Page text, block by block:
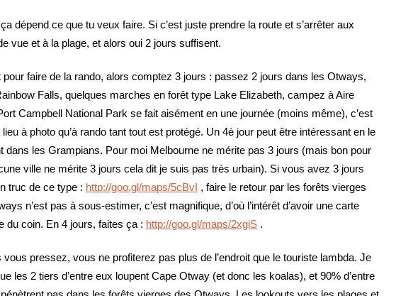
dépend ce que tu veux faire. Si c’est juste prendre la route et s’arrêter aux
vue et à la plage, et alors oui 2 jours suffisent.
pour faire de la rando, alors comptez 3 jours : passez 2 jours dans les Otways,
Falls, quelques marches en forêt type Lake Elizabeth, campez à Aire
Campbell National Park se fait aisément en une journée (moins même), c’est
lieu à photo qu’à rando tant tout est protégé. Un 4è jour peut être intéressant en le
dans les Grampians. Pour moi Melbourne ne mérite pas 3 jours (mais bon pour
ville ne mérite 3 jours cela dit je suis pas très urbain). Si vous avez 3 jours
truc de ce type : http://goo.gl/maps/5cBvI , faire le retour par les forêts vierges
n’est pas à sous-estimer, c’est magnifique, d’où l’intérêt d’avoir une carte
du coin. En 4 jours, faites ça : http://goo.gl/maps/2xgiS .
vous pressez, vous ne profiterez pas plus de l’endroit que le touriste lambda. Je
les 2 tiers d’entre eux loupent Cape Otway (et donc les koalas), et 90% d’entre